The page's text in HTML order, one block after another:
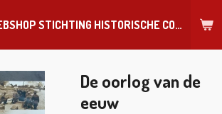
WEBSHOP STICHTING HISTORISCHE COLLECTIE REGIMENT
De oorlog van de
eeuw